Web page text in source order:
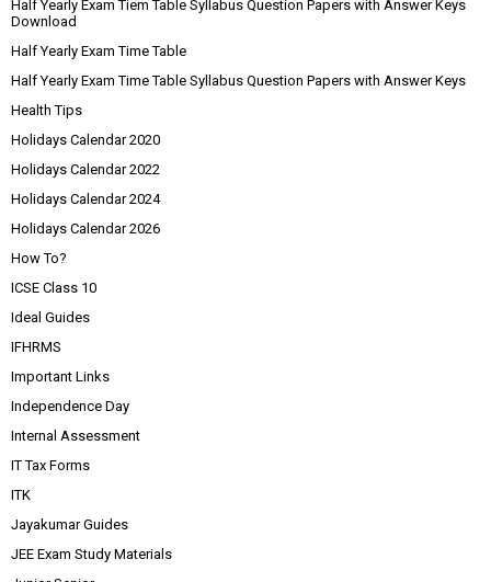
Half Yearly Exam Tiem Table Syllabus Question Papers with Answer Keys
Download
Half Yearly Exam Time Table
Half Yearly Exam Time Table Syllabus Question Papers with Answer Keys
Health Tips
Holidays Calendar 2020
Holidays Calendar 2022
Holidays Calendar 2024
Holidays Calendar 2026
How To?
ICSE Class 10
Ideal Guides
IFHRMS
Important Links
Independence Day
Internal Assessment
IT Tax Forms
ITK
Jayakumar Guides
JEE Exam Study Materials